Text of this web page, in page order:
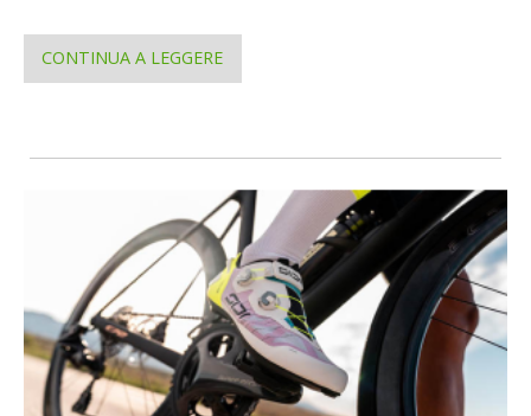
CONTINUA A LEGGERE